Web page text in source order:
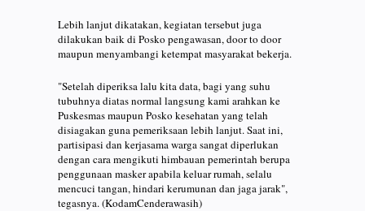
Lebih lanjut dikatakan, kegiatan tersebut juga
dilakukan baik di Posko pengawasan, door to door
maupun menyambangi ketempat masyarakat bekerja.
"Setelah diperiksa lalu kita data, bagi yang suhu
tubuhnya diatas normal langsung kami arahkan ke
Puskesmas maupun Posko kesehatan yang telah
disiagakan guna pemeriksaan lebih lanjut. Saat ini,
partisipasi dan kerjasama warga sangat diperlukan
dengan cara mengikuti himbauan pemerintah berupa
penggunaan masker apabila keluar rumah, selalu
mencuci tangan, hindari kerumunan dan jaga jarak",
tegasnya. (KodamCenderawasih)